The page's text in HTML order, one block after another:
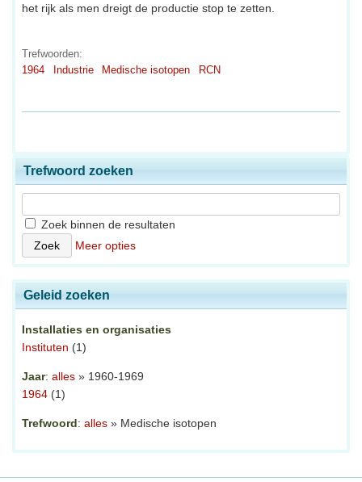
het rijk als men dreigt de productie stop te zetten.
Trefwoorden:
1964
Industrie Medische isotopen RCN
Trefwoord zoeken
Zoek binnen de resultaten
Meer opties
Geleid zoeken
Installaties en organisaties
Instituten (1)
Jaar: alles » 1960-1969
1964 (1)
Trefwoord: alles » Medische isotopen